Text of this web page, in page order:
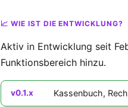
📈 WIE IST DIE ENTWICKLUNG?
Aktiv in Entwicklung seit
Funktionsbereich hinzu.
v0.1.x Kassenbuch,